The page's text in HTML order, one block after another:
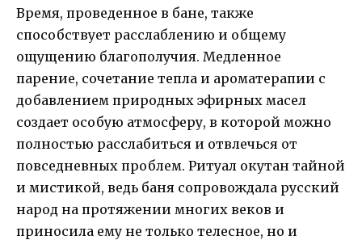
Время, проведенное в бане, также
способствует расслаблению и общему
ощущению благополучия. Медленное
парение, сочетание тепла и ароматерапии с
добавлением природных эфирных масел
создает особую атмосферу, в которой можно
полностью расслабиться и отвлечься от
повседневных проблем. Ритуал окутан тайной
и мистикой, ведь баня сопровождала русский
народ на протяжении многих веков и
приносила ему не только телесное, но и